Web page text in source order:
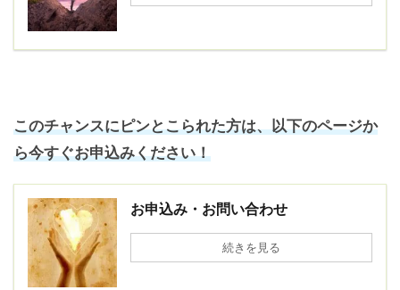
このチャンスにピンとこられた方は、以下のページか
ら今すぐお申込みください！
お申込み・お問い合わせ
続きを見る